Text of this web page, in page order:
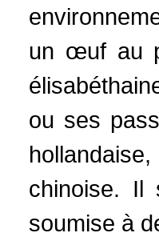
un œuf au
ou ses
chinoise. Il
soumise à